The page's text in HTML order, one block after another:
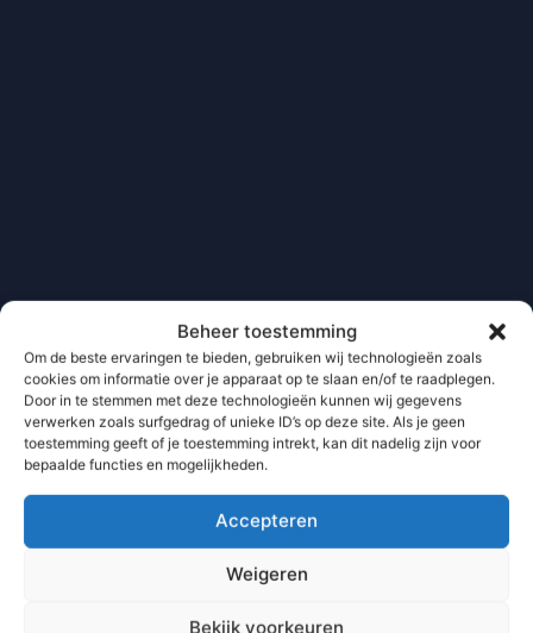
Beheer toestemming
Om de beste ervaringen te bieden, gebruiken wij technologieën zoals
cookies om informatie over je apparaat op te slaan en/of te raadplegen.
Door in te stemmen met deze technologieën kunnen wij gegevens
verwerken zoals surfgedrag of unieke ID’s op deze site. Als je geen
toestemming geeft of je toestemming intrekt, kan dit nadelig zijn voor
bepaalde functies en mogelijkheden.
Accepteren
Weigeren
Bekijk voorkeuren